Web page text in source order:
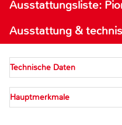
Ausstattungsliste:
Ausstattung &
Technische Daten
Hauptmerkmale